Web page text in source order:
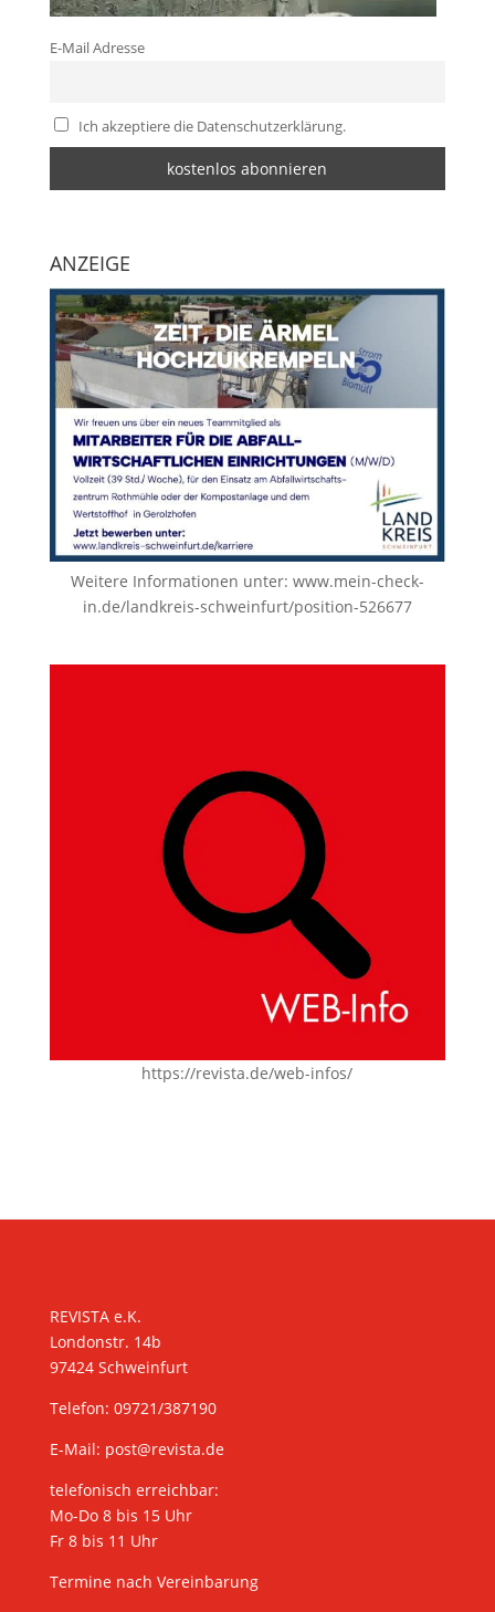
E-Mail Adresse
Ich akzeptiere die Datenschutzerklärung.
ANZEIGE
Weitere Informationen unter: www.mein-check-
in.de/landkreis-schweinfurt/position-526677
https://revista.de/web-infos/
REVISTA e.K.
Londonstr. 14b
97424 Schweinfurt
Telefon: 09721/387190
E-Mail: post@revista.de
telefonisch erreichbar:
Mo-Do 8 bis 15 Uhr
Fr 8 bis 11 Uhr
Termine nach Vereinbarung